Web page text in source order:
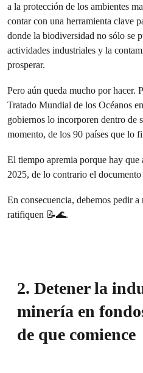
a la protección de los ambientes
contar con una herramienta clave
donde la biodiversidad no sólo se
actividades industriales y la
prosperar.
Pero aún queda mucho por hacer.
Tratado Mundial de los Océanos
gobiernos lo incorporen dentro de
momento, de los 90 países que lo
El tiempo apremia porque hay que
2025, de lo contrario el
En consecuencia, debemos pedir
ratifiquen 📝🌊.
2. Detener la
minería en
de que comience